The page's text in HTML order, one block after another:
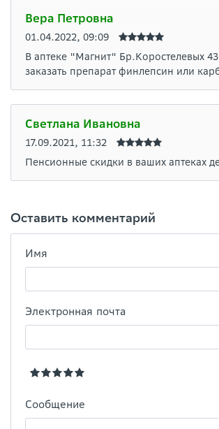
Вера Петровна
01.04.2022, 09:09
В аптеке "Магнит" Бр.Коростелевых
заказать препарат финлепсин или
Светлана Ивановна
17.09.2021, 11:32
Пенсионные скидки в ваших аптеках
Оставить комментарий
Имя
Электронная почта
Сообщение